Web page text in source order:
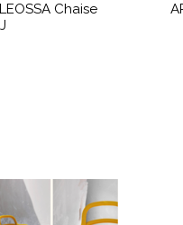
Chaise